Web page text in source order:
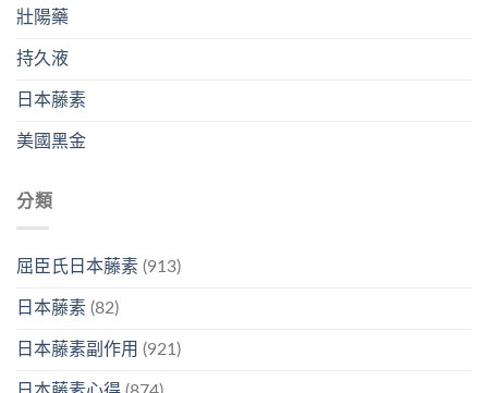
壯陽藥
持久液
日本藤素
美國黑金
分類
屈臣氏日本藤素 (913)
日本藤素 (82)
日本藤素副作用 (921)